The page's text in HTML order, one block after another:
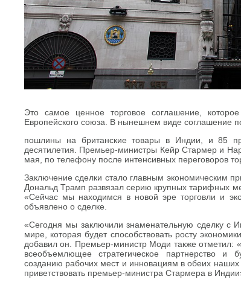
Это самое ценное торговое соглашение,
Европейского союза. В нынешнем виде соглашение
пошлины на британские товары в Индии, и 85
десятилетия. Премьер-министры Кейр Стармер и
мая, по телефону после интенсивных переговоров
Заключение сделки стало главным экономическим
Дональд Трамп развязал серию крупных тарифных
«Сейчас мы находимся в новой эре торговли и
объявлено о сделке.
«Сегодня мы заключили знаменательную сделку с
мире, которая будет способствовать росту
добавил он. Премьер-министр Моди также отметил:
всеобъемлющее стратегическое партнерство и
созданию рабочих мест и инновациям в обеих
приветствовать премьер-министра Стармера в